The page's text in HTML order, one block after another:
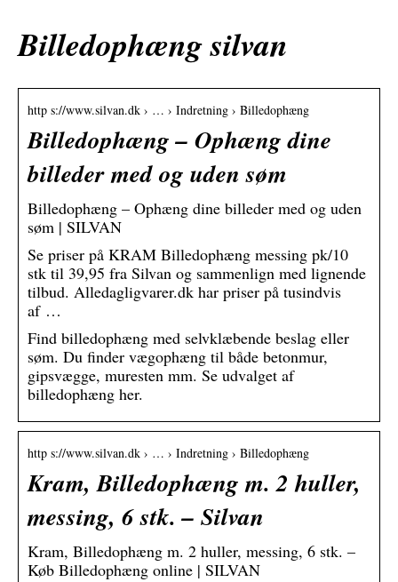
Billedophæng silvan
http s://www.silvan.dk › … › Indretning › Billedophæng
Billedophæng – Ophæng dine
billeder med og uden søm
Billedophæng – Ophæng dine billeder med og uden
søm | SILVAN
Se priser på KRAM Billedophæng messing pk/10
stk til 39,95 fra Silvan og sammenlign med lignende
tilbud. Alledagligvarer.dk har priser på tusindvis
af …
Find billedophæng med selvklæbende beslag eller
søm. Du finder vægophæng til både betonmur,
gipsvægge, muresten mm. Se udvalget af
billedophæng her.
http s://www.silvan.dk › … › Indretning › Billedophæng
Kram, Billedophæng m. 2 huller,
messing, 6 stk. – Silvan
Kram, Billedophæng m. 2 huller, messing, 6 stk. –
Køb Billedophæng online | SILVAN